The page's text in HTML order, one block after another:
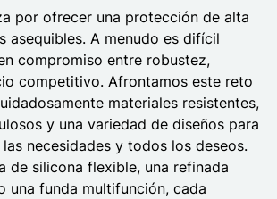
por ofrecer una protección de alta
asequibles. A menudo es difícil
compromiso entre robustez,
competitivo. Afrontamos este reto
materiales resistentes,
y una variedad de diseños para
necesidades y todos los deseos.
de silicona flexible, una refinada
una funda multifunción, cada